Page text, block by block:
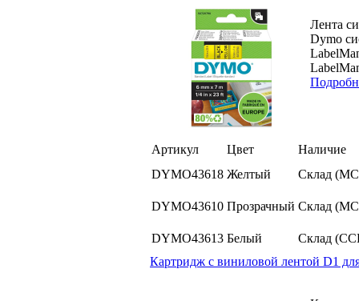
Лента
Dymo
Артикул Цвет
Наличие
DYMO43618 Желтый Склад
DYMO43610 Прозрачный Склад
DYMO43613 Белый
Склад
Картридж с виниловой лентой D1